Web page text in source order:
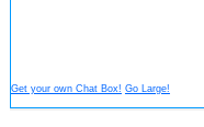
Get your own Chat Box! Go Large!